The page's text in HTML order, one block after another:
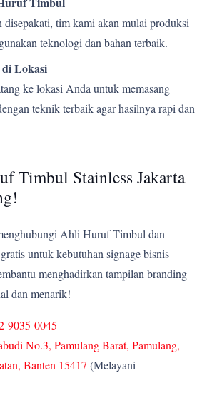
disepakati, tim kami akan mulai produksi
teknologi dan bahan terbaik.
di Lokasi
ke lokasi Anda untuk memasang
teknik terbaik agar hasilnya rapi dan
Timbul Stainless Jakarta
Ahli Huruf Timbul dan
untuk kebutuhan signage bisnis
menghadirkan tampilan branding
dan menarik!
9035-0045
No.3, Pamulang Barat, Pamulang,
Banten 15417 (Melayani